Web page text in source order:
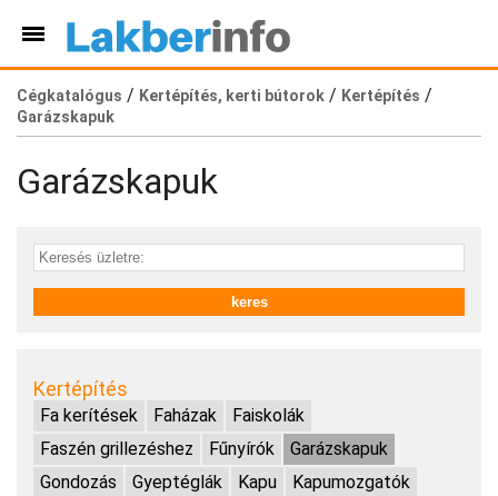
Cégkatalógus / Kertépítés, kerti bútorok / Kertépítés /
Garázskapuk
Garázskapuk
Kertépítés
Fa kerítések Faházak
Faiskolák
Faszén grillezéshez
Fűnyírók
Garázskapuk
Gondozás
Gyeptéglák Kapu
Kapumozgatók